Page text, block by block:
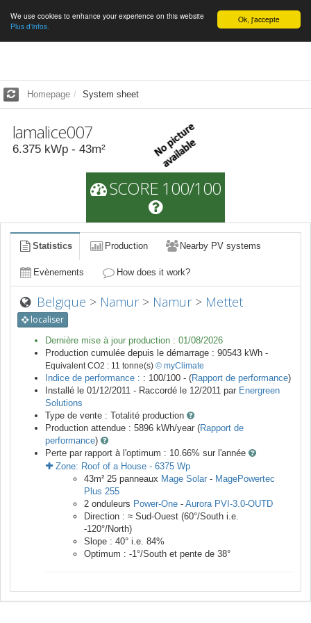
English Ok, j'accepte
We use cookies to enhance your experience on this website
Plus d'infos.
Homepage System sheet
lamalice007
6.375 kWp - 43m²
SCORE 100/100
Statistics Production Nearby PV systems
Evènements How does it work?
Belgique > Namur> Namur> Mettet
localiser
Dernière mise à jour production : 01/08/2026
Production cumulée depuis le démarrage : 90543 kWh -
Equivalent CO2 : 11 tonne(s) © myClimate
Indice de performance : : 100/100 - (Rapport de performance)
Installé le 01/12/2011 - Raccordé le 12/2011 par Energreen
Solutions
Type de vente : Totalité production
Production attendue : 5896 kWh/year (Rapport de
performance)
Perte par rapport à l'optimum : 10.66% sur l'année
Zone: Roof of a House - 6375 Wp
43m² 25 panneaux Mage Solar - MagePowertec
Plus 255
2 onduleurs Power-One - Aurora PVI-3.0-OUTD
Direction : ≈ Sud-Ouest (60°/South i.e.
-120°/North)
Slope : 40° i.e. 84%
Optimum : -1°/South et pente de 38°